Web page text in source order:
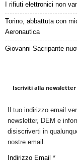
I rifiuti elettronici non
Torino, abbattuta con
Aeronautica
Giovanni Sacripante
Iscriviti alla newsletter
Il tuo indirizzo email
newsletter, DEM e
disiscriverti in
nostre email.
Indirizzo Email *